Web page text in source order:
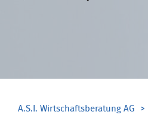
A.S.I. Wirtschaftsberatung AG